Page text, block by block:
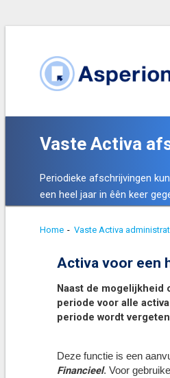
Vaste Activa
Periodieke afschrijvingen
een heel jaar in êên keer
Home - Vaste Activa
Activa voor een
Naast de mogelijkheid
periode voor alle
periode wordt
Deze functie is een
Financieel. Voor